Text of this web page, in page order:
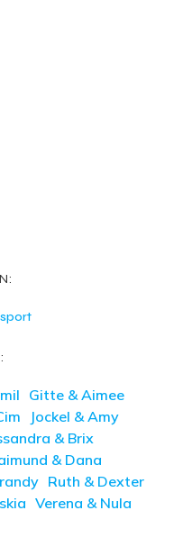
Gitte & Aimee
Jockel & Amy
& Brix
& Dana
Ruth & Dexter
Verena & Nula